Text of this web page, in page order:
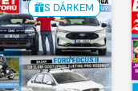
S DÁRKEM